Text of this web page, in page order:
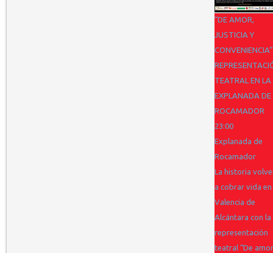
“DE AMOR,
JUSTICIA Y
CONVENIENCIA”
TEATRAL EN LA
EXPLANADA DE
ROCAMADOR
23:00
Explanada de
Rocamador
La historia
a cobrar vida en
Valencia de
Alcántara con la
representación
teatral “De